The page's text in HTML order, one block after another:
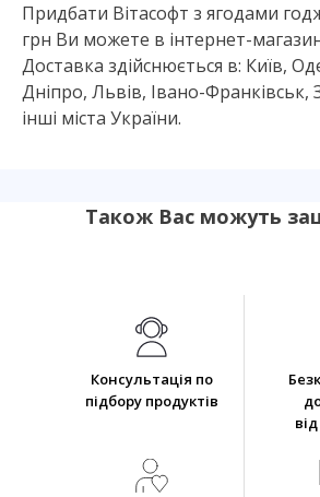
Придбати Вітасофт з ягодами
грн Ви можете в інтернет-
Доставка здійснюється в: Київ,
Дніпро, Львів, Івано-Франківськ,
інші міста України.
Також Вас можуть
Консультація по
підбору продуктів